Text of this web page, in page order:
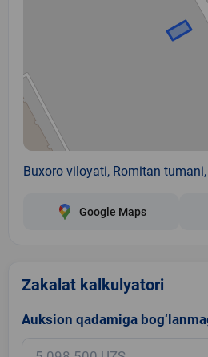
Buxoro viloyati, Romitan
Google Maps
Zakalat kalkulyatori
Auksion qadamiga